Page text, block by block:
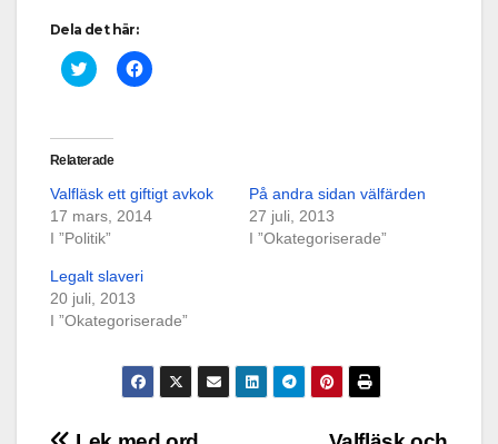
Dela det här:
K
l
a
f
ö
a
t
t
d
l
a
p
å
T
K
l
a
t
t
F
e
b
o
Relaterade
Valfläsk ett giftigt avkok
17 mars, 2014
I ”Politik”
På andra sidan välfärden
27 juli, 2013
I ”Okategoriserade”
Legalt slaveri
20 juli, 2013
I ”Okategoriserade”